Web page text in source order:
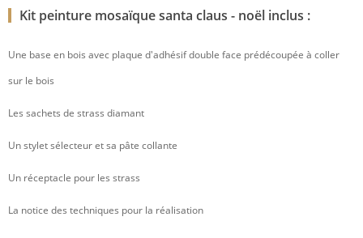
Kit peinture mosaïque santa claus - noël inclus :
Une base en bois avec plaque d'adhésif double face prédécoupée à coller
sur le bois
Les sachets de strass diamant
Un stylet sélecteur et sa pâte collante
Un réceptacle pour les strass
La notice des techniques pour la réalisation